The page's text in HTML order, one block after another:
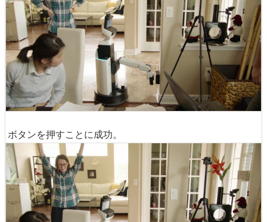
ボタンを押すことに成功。